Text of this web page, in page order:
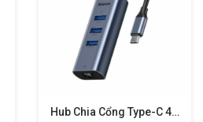
Hub Chia Cổng Type-C 4 In 1 Đa Năng Từ PD Type-C Ra 3 Cổng USB 3.0 Và Cổng LAN RJ45 Hiệu Baseus Enjoy Series